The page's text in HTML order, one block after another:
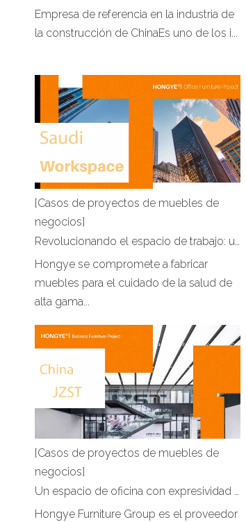
Empresa de referencia en la industria de
la construcción de ChinaEs uno de los i...
[Casos de proyectos de muebles de
negocios]
Revolucionando el espacio de trabajo: una mirada a nuestras innovadoras soluciones de oficina en Arabia Saudita
Hongye se compromete a fabricar
muebles para el cuidado de la salud de
alta gama...
[Casos de proyectos de muebles de
negocios]
Un espacio de oficina con expresividad única
Hongye Furniture Group es el proveedor